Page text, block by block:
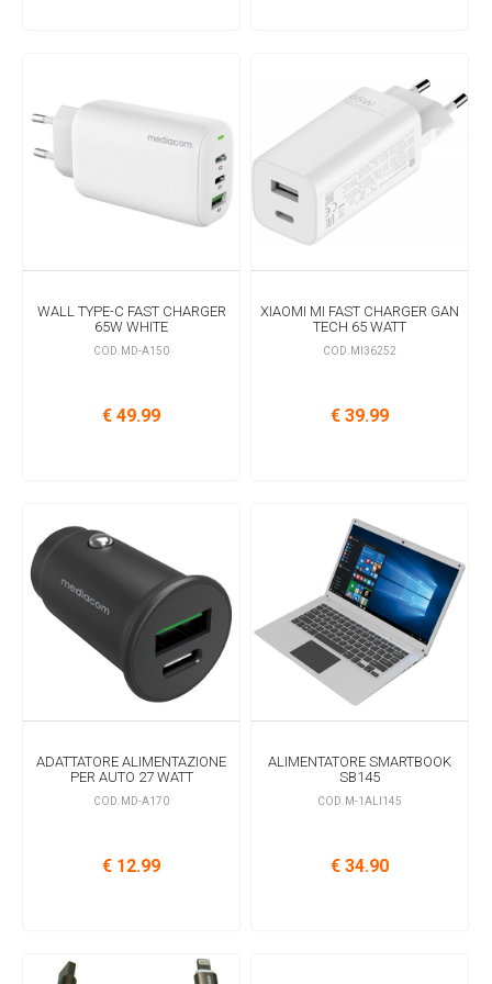
WALL TYPE-C FAST CHARGER
65W WHITE
COD.MD-A150
€ 49.99
XIAOMI MI FAST CHARGER GAN
TECH 65 WATT
COD.MI36252
€ 39.99
ADATTATORE ALIMENTAZIONE
PER AUTO 27 WATT
COD.MD-A170
€ 12.99
ALIMENTATORE SMARTBOOK
SB145
COD.M-1ALI145
€ 34.90